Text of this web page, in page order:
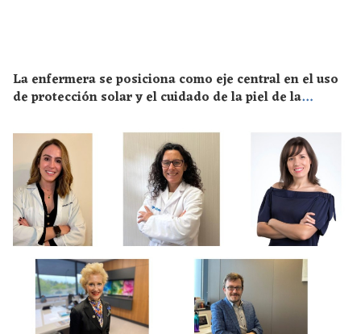
La enfermera se posiciona como eje central en el uso
de protección solar y el cuidado de la piel de la